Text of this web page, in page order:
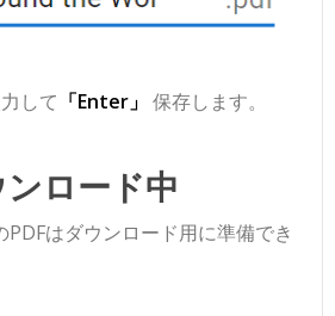
して 「Enter」 保存します。
ロード中
はダウンロード用に準備でき